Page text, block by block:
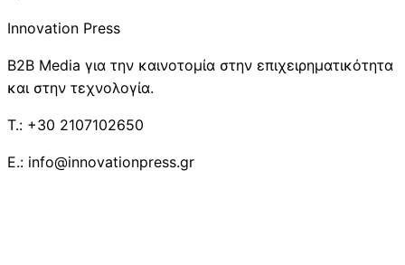
Innovation Press
B2B Media για την καινοτομία στην επιχειρηματικότητα
και στην τεχνολογία.
T.: +30 2107102650
E.: info@innovationpress.gr